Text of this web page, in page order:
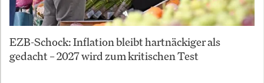
EZB-Schock: Inflation bleibt hartnäckiger als
gedacht – 2027 wird zum kritischen Test